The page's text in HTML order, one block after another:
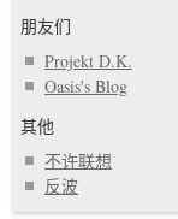
朋友们
Projekt D.K.
Oasis's Blog
其他
不许联想
反波